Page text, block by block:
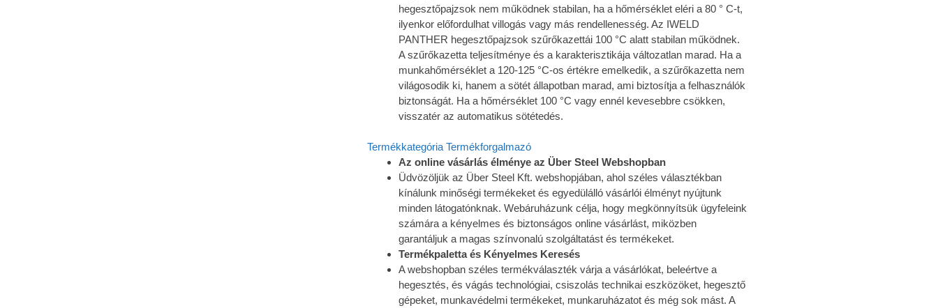
hegesztőpajzsok nem működnek stabilan, ha a hőmérséklet eléri a 80 ° C-t,
ilyenkor előfordulhat villogás vagy más rendellenesség. Az IWELD
PANTHER hegesztőpajzsok szűrőkazettái 100 °C alatt stabilan működnek.
A szűrőkazetta teljesítménye és a karakterisztikája változatlan marad. Ha a
munkahőmérséklet a 120-125 °C-os értékre emelkedik, a szűrőkazetta nem
világosodik ki, hanem a sötét állapotban marad, ami biztosítja a felhasználók
biztonságát. Ha a hőmérséklet 100 °C vagy ennél kevesebbre csökken,
visszatér az automatikus sötétedés.
Termékkategória Termékforgalmazó
Az online vásárlás élménye az Über Steel Webshopban
Üdvözöljük az Über Steel Kft. webshopjában, ahol széles választékban
kínálunk minőségi termékeket és egyedülálló vásárlói élményt nyújtunk
minden látogatónknak. Webáruházunk célja, hogy megkönnyítsük ügyfeleink
számára a kényelmes és biztonságos online vásárlást, miközben
garantáljuk a magas színvonalú szolgáltatást és termékeket.
Termékpaletta és Kényelmes Keresés
A webshopban széles termékválaszték várja a vásárlókat, beleértve a
hegesztés, és vágás technológiai, csiszolás technikai eszközöket, hegesztő
gépeket, munkavédelmi termékeket, munkaruházatot és még sok mást. A